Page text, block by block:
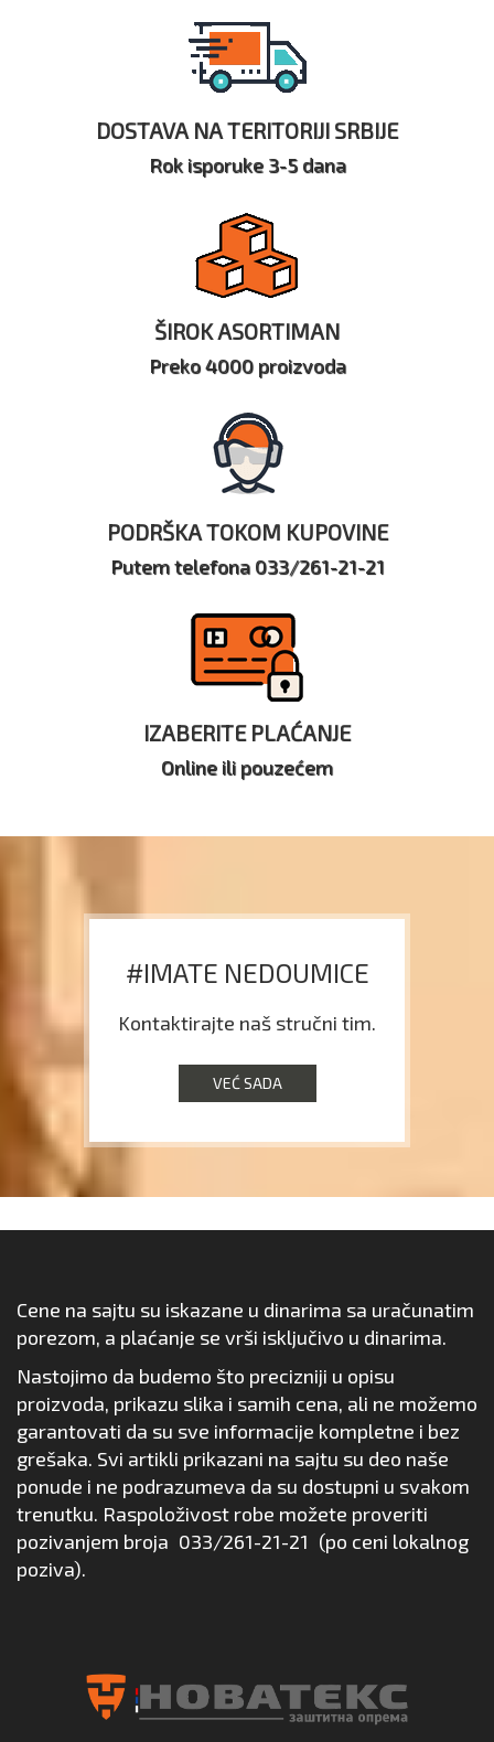
DOSTAVA NA TERITORIJI SRBIJE
Rok isporuke 3-5 dana
ŠIROK ASORTIMAN
Preko 4000 proizvoda
PODRŠKA TOKOM KUPOVINE
Putem telefona 033/261-21-21
IZABERITE PLAĆANJE
Online ili pouzećem
#IMATE NEDOUMICE
Kontaktirajte naš stručni tim.
VEĆ SADA
Cene na sajtu su iskazane u dinarima sa uračunatim
porezom, a plaćanje se vrši isključivo u dinarima.
Nastojimo da budemo što precizniji u opisu
proizvoda, prikazu slika i samih cena, ali ne možemo
garantovati da su sve informacije kompletne i bez
grešaka. Svi artikli prikazani na sajtu su deo naše
ponude i ne podrazumeva da su dostupni u svakom
trenutku. Raspoloživost robe možete proveriti
pozivanjem broja 033/261-21-21 (po ceni lokalnog
poziva).